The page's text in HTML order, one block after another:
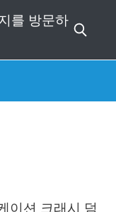
이션 크래시 덤